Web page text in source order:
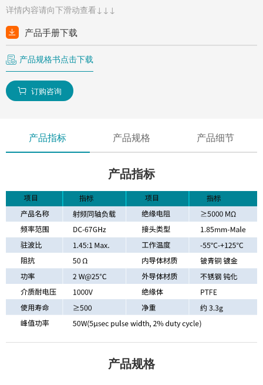
详情内容请向下滑动查看↓↓↓
产品手册下载
产品规格书点击下载
 订购咨询
产品指标 产品规格 产品细节
产品指标
产品规格